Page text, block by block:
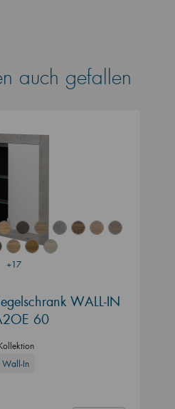
auch gefallen
+17
WALL-IN
60
Wall-In